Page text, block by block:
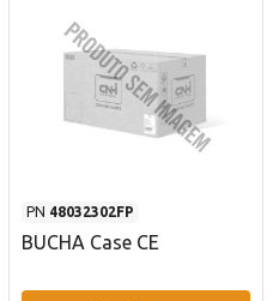
PN 48032302FP
BUCHA Case CE